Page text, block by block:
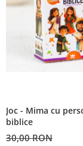
Joc - Mima cu
biblice
30,00 RON